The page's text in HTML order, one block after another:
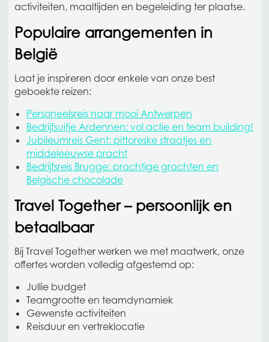
activiteiten, maaltijden en begeleiding ter plaatse.
Populaire arrangementen in
België
Laat je inspireren door enkele van onze best
geboekte reizen:
Personeelsreis naar mooi Antwerpen
Bedrijfsuitje Ardennen: vol actie en team building!
Jubileumreis Gent: pittoreske straatjes en
middeleeuwse pracht
Bedrijfsreis Brugge: prachtige grachten en
Belgische chocolade
Travel Together – persoonlijk en
betaalbaar
Bij Travel Together werken we met maatwerk, onze
offertes worden volledig afgestemd op:
Jullie budget
Teamgrootte en teamdynamiek
Gewenste activiteiten
Reisduur en vertreklocatie